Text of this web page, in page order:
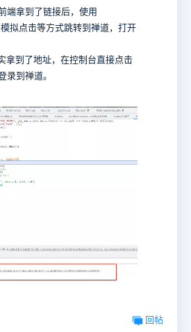
端拿到了链接后，使用
拟点击等方式跳转到禅道，打开
拿到了地址，在控制台直接点击
录到禅道。
回帖